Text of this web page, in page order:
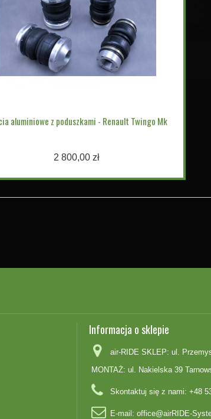
aluminiowe z poduszkami - Renault Twingo Mk
2 800,00 zł
Informacja o sklepie
air-RIDE SKLEP: ul.
MONTAŻ: ul. Nakielska 39
Skontaktuj się z nami: +48
E-mail: office@airRIDE-